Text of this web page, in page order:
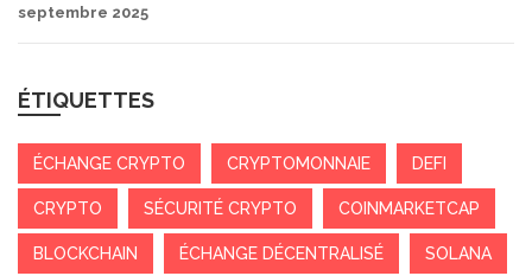
septembre 2025
ÉTIQUETTES
ÉCHANGE CRYPTO CRYPTOMONNAIE DEFI
CRYPTO SÉCURITÉ CRYPTO COINMARKETCAP
BLOCKCHAIN ÉCHANGE DÉCENTRALISÉ SOLANA